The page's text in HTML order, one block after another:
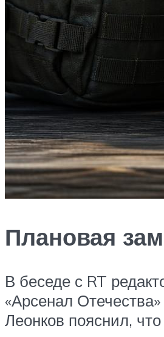
Плановая
В беседе с RT
«Арсенал
Леонков пояснил,